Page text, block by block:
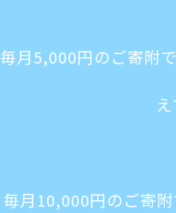
毎月5,000円のご寄附
毎月10,000円のご寄